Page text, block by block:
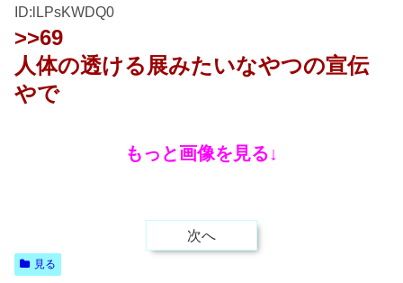
ID:lLPsKWDQ0
>>69
人体の透ける展みたいなやつの宣伝
やで
もっと画像を見る↓
次へ
見る